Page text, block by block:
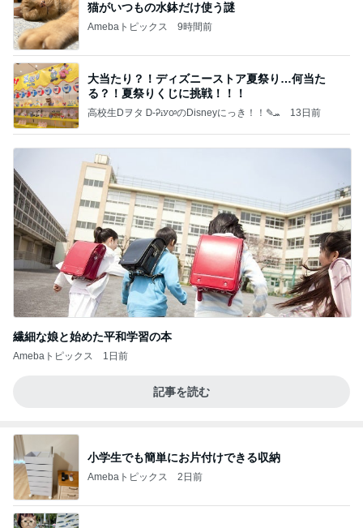
猫がいつもの水鉢だけ使う謎
Amebaトピックス 9時間前
大当たり？！ディズニーストア夏祭り…何当た
る？！夏祭りくじに挑戦！！！
高校生Dヲタ Ꭰ-ᎮꭵꭹꭴのDisneyにっき！！✎ܚ 13日前
繊細な娘と始めた平和学習の本
Amebaトピックス 1日前
記事を読む
小学生でも簡単にお片付けできる収納
Amebaトピックス 2日前